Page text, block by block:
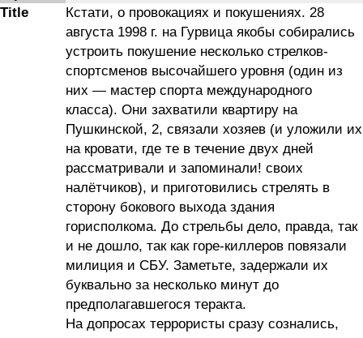
Title
Кстати, о провокациях и покушениях. 28
августа 1998 г. на Гурвица якобы собирались
устроить покушение несколько стрелков-
спортсменов высочайшего уровня (один из
них — мастер спорта международного
класса). Они захватили квартиру на
Пушкинской, 2, связали хозяев (и уложили их
на кровати, где те в течение двух дней
рассматривали и запоминали! своих
налётчиков), и приготовились стрелять в
сторону бокового выхода здания
горисполкома. До стрельбы дело, правда, так
и не дошло, так как горе-киллеров повязали
милиция и СБУ. Заметьте, задержали их
буквально за несколько минут до
предполагавшегося теракта.
На допросах террористы сразу сознались,